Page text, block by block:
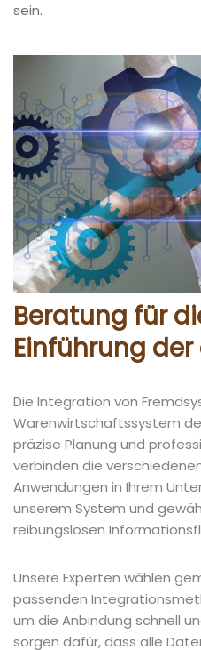
sein.
Beratung für
Einführung
Die Integration von
Warenwirtschaftssystem
präzise Planung und
verbinden die
Anwendungen in Ihrem
unserem System und
reibungslosen
Unsere Experten wählen
passenden
um die Anbindung schnell
sorgen dafür, dass alle